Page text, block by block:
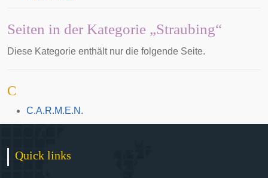
Seiten in der Kategorie „Straubing“
Diese Kategorie enthält nur die folgende Seite.
C
C.A.R.M.E.N.
Quick links